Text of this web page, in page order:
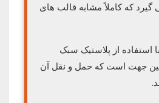
که کاملاً مشابه قالب های
استفاده از پلاستیک سبک
جهت است که حمل و نقل آن